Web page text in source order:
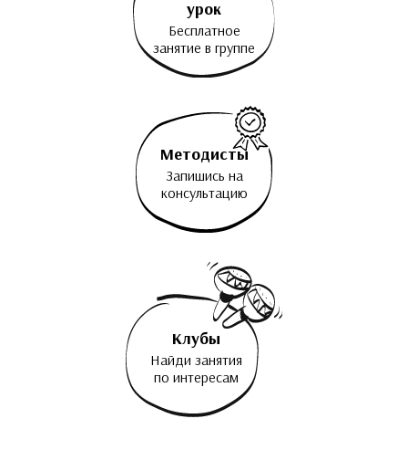
урок
Бесплатное
занятие в группе
Методисты
Запишись на
консультацию
Клубы
Найди занятия
по интересам